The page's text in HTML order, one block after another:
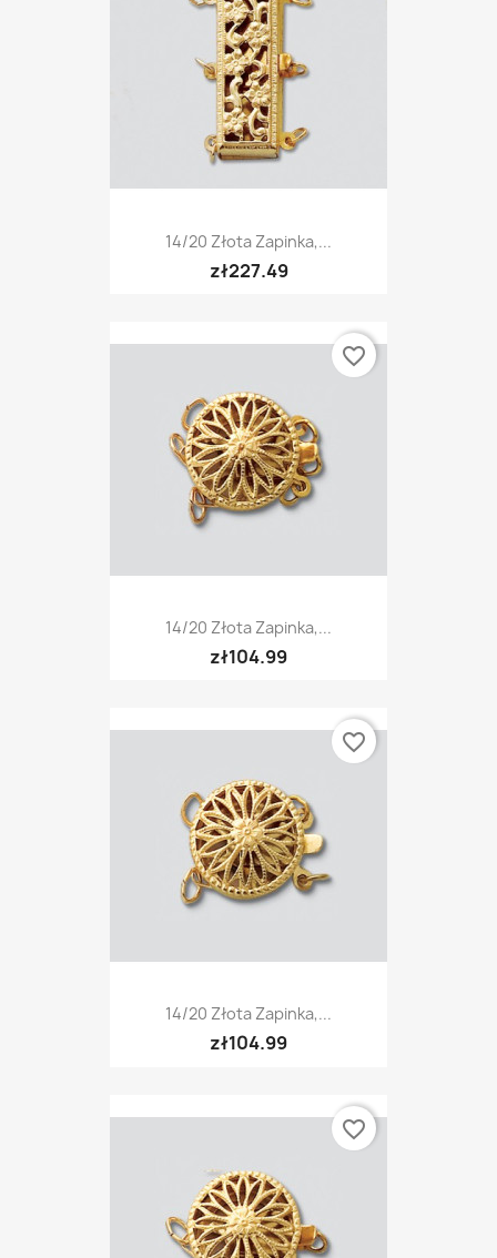
14/20 Złota Zapinka,...
zł227.49
14/20 Złota Zapinka,...
zł104.99
favorite_border
14/20 Złota Zapinka,...
zł104.99
favorite_border
favorite_border